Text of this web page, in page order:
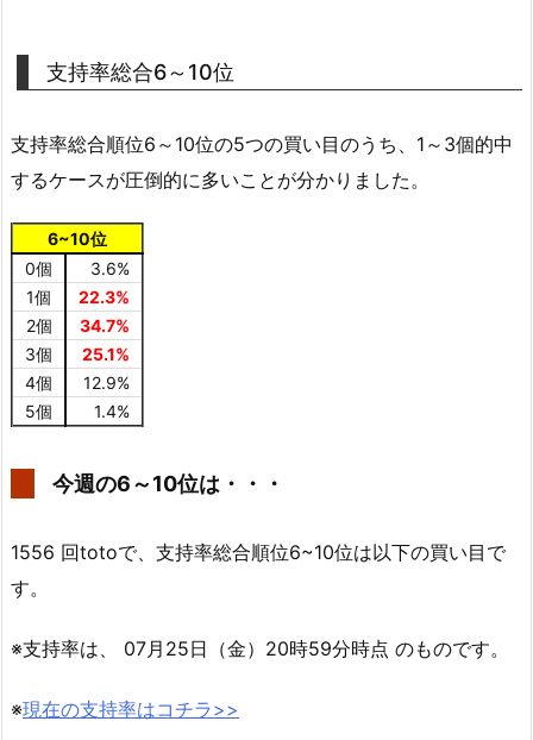
支持率総合6～10位
支持率総合順位6～10位の5つの買い目のうち、1～3個的中
するケースが圧倒的に多いことが分かりました。
6~10位
0個
3.6%
1個
22.3%
2個
34.7%
3個
25.1%
4個
12.9%
5個
1.4%
今週の6～10位は・・・
1556 回totoで、支持率総合順位6~10位は以下の買い目で
す。
※支持率は、 07月25日（金）20時59分時点 のものです。
※現在の支持率はコチラ>>